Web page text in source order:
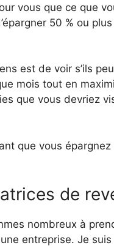
vous que ce que
50 % ou
est de voir s’ils
mois tout en
que vous devriez
que vous
de
nombreux à
entreprise. Je